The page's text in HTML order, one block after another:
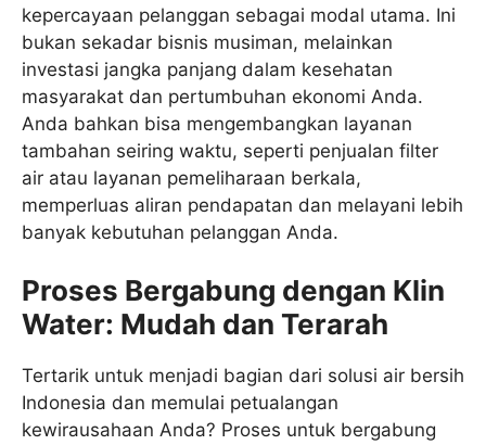
kepercayaan pelanggan sebagai modal utama. Ini
bukan sekadar bisnis musiman, melainkan
investasi jangka panjang dalam kesehatan
masyarakat dan pertumbuhan ekonomi Anda.
Anda bahkan bisa mengembangkan layanan
tambahan seiring waktu, seperti penjualan filter
air atau layanan pemeliharaan berkala,
memperluas aliran pendapatan dan melayani lebih
banyak kebutuhan pelanggan Anda.
Proses Bergabung dengan Klin
Water: Mudah dan Terarah
Tertarik untuk menjadi bagian dari solusi air bersih
Indonesia dan memulai petualangan
kewirausahaan Anda? Proses untuk bergabung